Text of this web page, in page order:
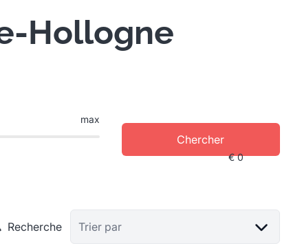
Hollogne
max
Chercher
Recherche Trier par